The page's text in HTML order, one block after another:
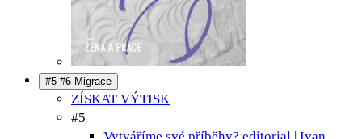
#5 #6 Migrace
ZÍSKAT VÝTISK
#5